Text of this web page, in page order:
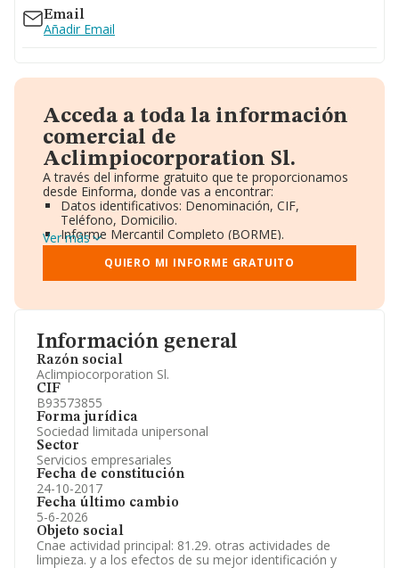
Información general
Razón social
Aclimpiocorporation Sl.
CIF
B93573855
Forma jurídica
Sociedad limitada unipersonal
Sector
Servicios empresariales
Fecha de constitución
24-10-2017
Fecha último cambio
5-6-2026
Objeto social
Cnae actividad principal: 81.29. otras actividades de
limpieza. y a los efectos de su mejor identificación y
Email
Añadir Email
Acceda a toda la información
comercial de
Aclimpiocorporation Sl.
A través del informe gratuito que te proporcionamos
desde Einforma, donde vas a encontrar:
Datos identificativos: Denominación, CIF,
Teléfono, Domicilio.
Informe Mercantil Completo (BORME).
Gráficos de Evolución Ventas y Empleados.
Consejo de Administración y Administradores.
Directivos y Ejecutivos.
Información oficial y registral complementaria.
Ver más
QUIERO MI INFORME GRATUITO